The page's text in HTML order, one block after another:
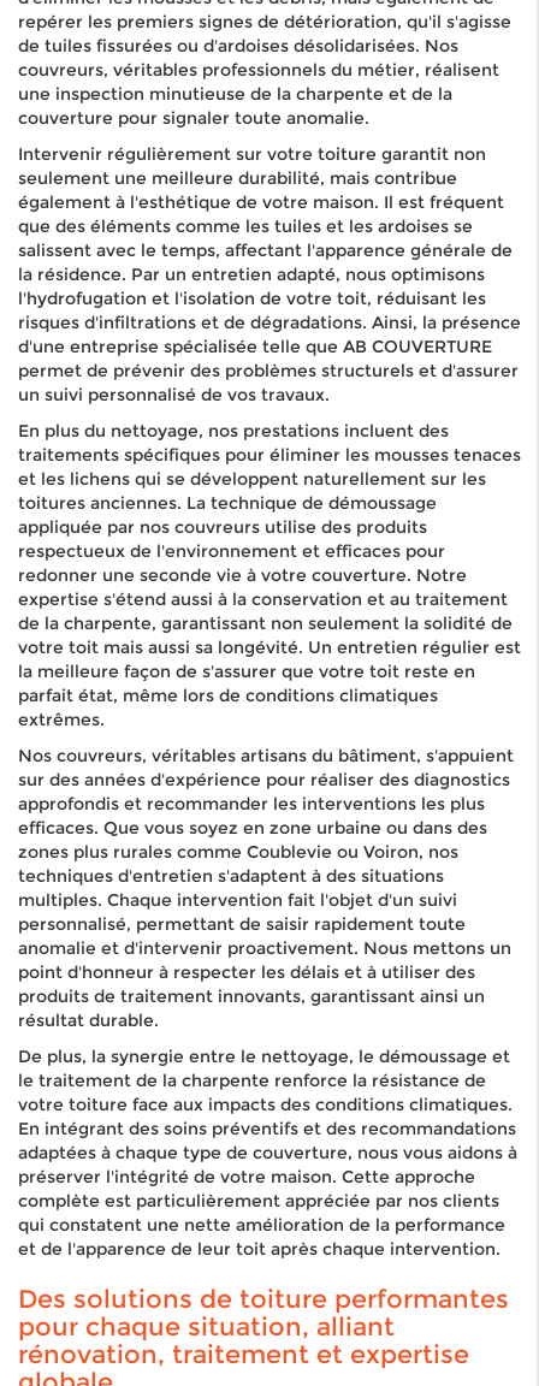
repérer les premiers signes de détérioration, qu'il s'agisse
de tuiles fissurées ou d'ardoises désolidarisées. Nos
couvreurs, véritables professionnels du métier, réalisent
une inspection minutieuse de la charpente et de la
couverture pour signaler toute anomalie.
Intervenir régulièrement sur votre toiture garantit non
seulement une meilleure durabilité, mais contribue
également à l'esthétique de votre maison. Il est fréquent
que des éléments comme les tuiles et les ardoises se
salissent avec le temps, affectant l'apparence générale de
la résidence. Par un entretien adapté, nous optimisons
l'hydrofugation et l'isolation de votre toit, réduisant les
risques d'infiltrations et de dégradations. Ainsi, la présence
d'une entreprise spécialisée telle que AB COUVERTURE
permet de prévenir des problèmes structurels et d'assurer
un suivi personnalisé de vos travaux.
En plus du nettoyage, nos prestations incluent des
traitements spécifiques pour éliminer les mousses tenaces
et les lichens qui se développent naturellement sur les
toitures anciennes. La technique de démoussage
appliquée par nos couvreurs utilise des produits
respectueux de l'environnement et efficaces pour
redonner une seconde vie à votre couverture. Notre
expertise s'étend aussi à la conservation et au traitement
de la charpente, garantissant non seulement la solidité de
votre toit mais aussi sa longévité. Un entretien régulier est
la meilleure façon de s'assurer que votre toit reste en
parfait état, même lors de conditions climatiques
extrêmes.
Nos couvreurs, véritables artisans du bâtiment, s'appuient
sur des années d'expérience pour réaliser des diagnostics
approfondis et recommander les interventions les plus
efficaces. Que vous soyez en zone urbaine ou dans des
zones plus rurales comme Coublevie ou Voiron, nos
techniques d'entretien s'adaptent à des situations
multiples. Chaque intervention fait l'objet d'un suivi
personnalisé, permettant de saisir rapidement toute
anomalie et d'intervenir proactivement. Nous mettons un
point d'honneur à respecter les délais et à utiliser des
produits de traitement innovants, garantissant ainsi un
résultat durable.
De plus, la synergie entre le nettoyage, le démoussage et
le traitement de la charpente renforce la résistance de
votre toiture face aux impacts des conditions climatiques.
En intégrant des soins préventifs et des recommandations
adaptées à chaque type de couverture, nous vous aidons à
préserver l'intégrité de votre maison. Cette approche
complète est particulièrement appréciée par nos clients
qui constatent une nette amélioration de la performance
et de l'apparence de leur toit après chaque intervention.
Des solutions de toiture performantes
pour chaque situation, alliant
rénovation, traitement et expertise